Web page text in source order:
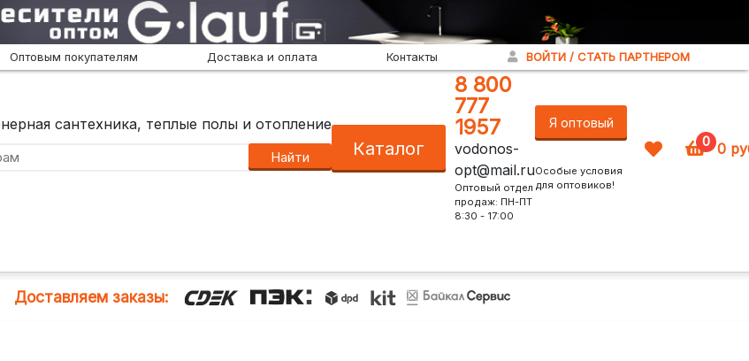
Оптовым покупателям Доставка и оплата Контакты ВОЙТИ / СТАТЬ ПАРТНЕРОМ
сантехника, теплые полы и отопление
Найти Каталог
8 800
777
1957
vodonos-
opt@mail.ru
Оптовый отдел
продаж: ПН-ПТ
8:30 - 17:00
Я оптовый
Особые условия
для оптовиков!
0 0
Доставляем заказы: